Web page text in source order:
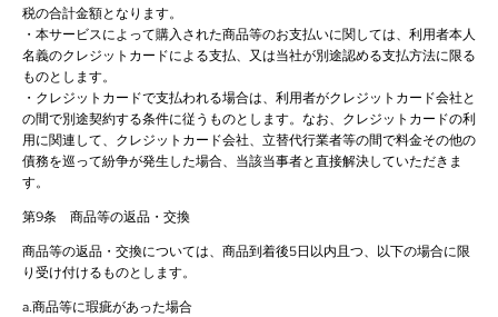
税の合計金額となります。
・本サービスによって購入された商品等のお支払いに関しては、利用者本人
名義のクレジットカードによる支払、又は当社が別途認める支払方法に限る
ものとします。
・クレジットカードで支払われる場合は、利用者がクレジットカード会社と
の間で別途契約する条件に従うものとします。なお、クレジットカードの利
用に関連して、クレジットカード会社、立替代行業者等の間で料金その他の
債務を巡って紛争が発生した場合、当該当事者と直接解決していただきま
す。
第9条 商品等の返品・交換
商品等の返品・交換については、商品到着後5日以内且つ、以下の場合に限
り受け付けるものとします。
a.商品等に瑕疵があった場合